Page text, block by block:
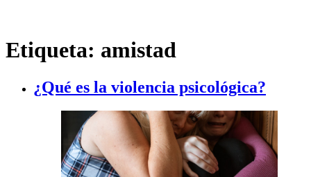
Etiqueta: amistad
¿Qué es la violencia psicológica?